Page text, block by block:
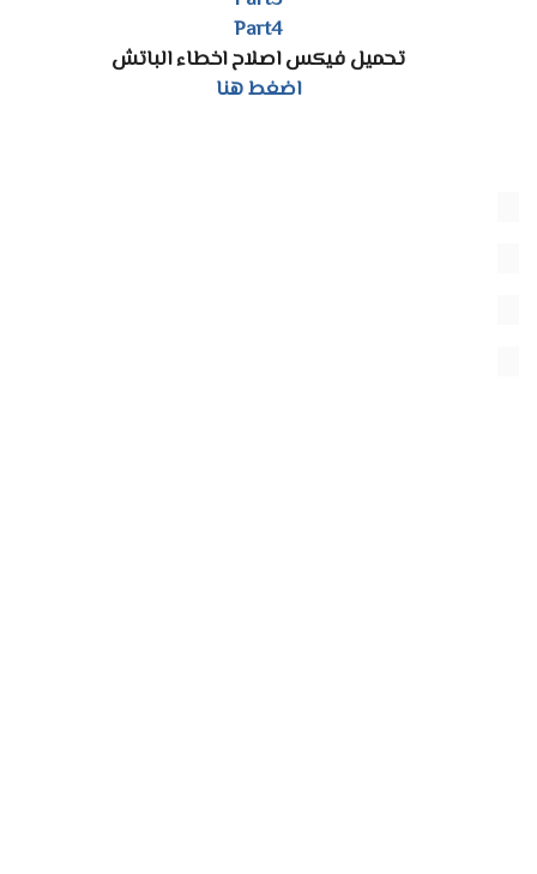
Part4
تحميل فيكس اصلاح اخطاء الباتش
اضغط هنا